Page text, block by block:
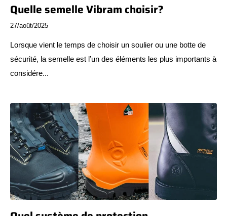
Quelle semelle Vibram choisir?
27/août/2025
Lorsque vient le temps de choisir un soulier ou une botte de
sécurité, la semelle est l’un des éléments les plus importants à
considére...